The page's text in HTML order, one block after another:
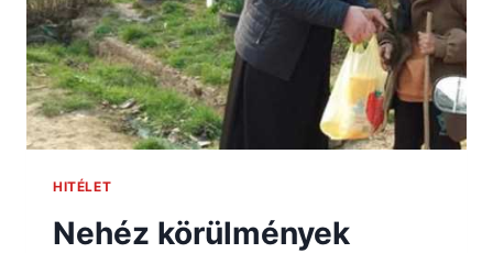
HITÉLET
Nehéz körülmények